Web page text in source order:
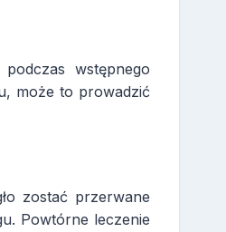
wstępnego
może to prowadzić
zostać przerwane
Powtórne leczenie